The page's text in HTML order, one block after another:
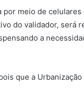
meio de
do validador, será
a
que a